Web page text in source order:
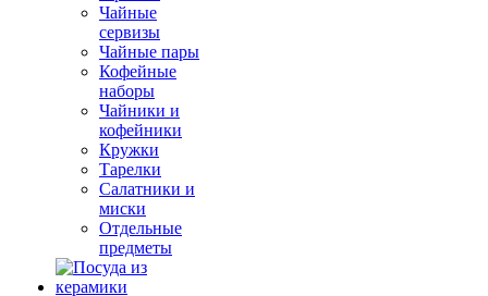
Чайные
сервизы
Чайные пары
Кофейные
наборы
Чайники и
кофейники
Кружки
Тарелки
Салатники и
миски
Отдельные
предметы